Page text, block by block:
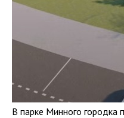
В парке Минного городка